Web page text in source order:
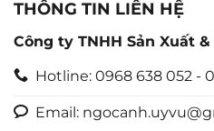
THÔNG TIN LIÊN HỆ
Công ty TNHH Sản Xuất
Hotline: 0968 638 052 -
Email: